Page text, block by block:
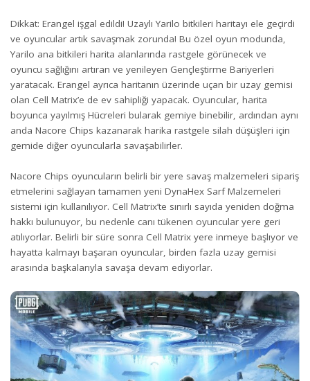
Dikkat: Erangel işgal edildi! Uzaylı Yarilo bitkileri haritayı ele geçirdi
ve oyuncular artık savaşmak zorunda! Bu özel oyun modunda,
Yarilo ana bitkileri harita alanlarında rastgele görünecek ve
oyuncu sağlığını artıran ve yenileyen Gençleştirme Bariyerleri
yaratacak. Erangel ayrıca haritanın üzerinde uçan bir uzay gemisi
olan Cell Matrix’e de ev sahipliği yapacak. Oyuncular, harita
boyunca yayılmış Hücreleri bularak gemiye binebilir, ardından aynı
anda Nacore Chips kazanarak harika rastgele silah düşüşleri için
gemide diğer oyuncularla savaşabilirler.
Nacore Chips oyuncuların belirli bir yere savaş malzemeleri sipariş
etmelerini sağlayan tamamen yeni DynaHex Sarf Malzemeleri
sistemi için kullanılıyor. Cell Matrix’te sınırlı sayıda yeniden doğma
hakkı bulunuyor, bu nedenle canı tükenen oyuncular yere geri
atılıyorlar. Belirli bir süre sonra Cell Matrix yere inmeye başlıyor ve
hayatta kalmayı başaran oyuncular, birden fazla uzay gemisi
arasında başkalarıyla savaşa devam ediyorlar.